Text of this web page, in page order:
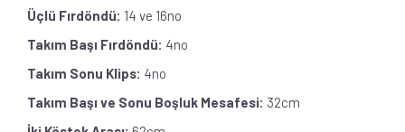
Üçlü Fırdöndü: 14 ve 16no
Takım Başı Fırdöndü: 4no
Takım Sonu Klips: 4no
Takım Başı ve Sonu Boşluk Mesafesi: 32cm